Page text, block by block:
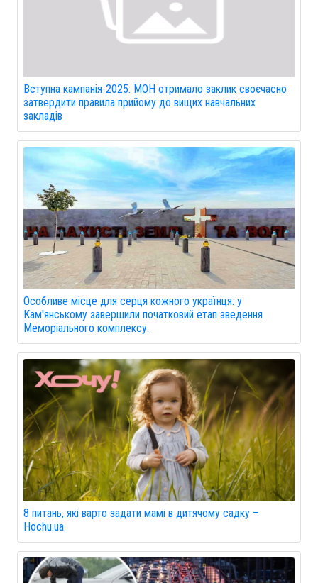
Вступна кампанія-2025: МОН отримало заклик своєчасно
затвердити правила прийому до вищих навчальних
закладів
Особливе місце для серця кожного українця: у
Кам'янському завершили початковий етап зведення
Меморіального комплексу.
8 питань, які варто задати мамі в дитячому садку –
Hochu.ua